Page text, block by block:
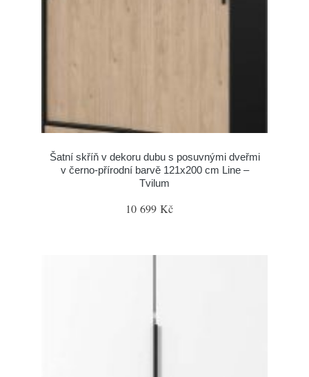
Šatní skříň v dekoru dubu s posuvnými dveřmi
v černo-přírodní barvě 121x200 cm Line –
Tvilum
10 699 Kč